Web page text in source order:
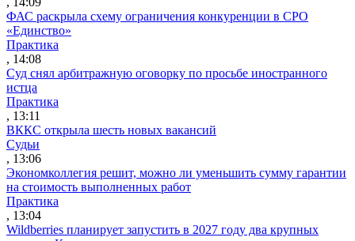
ФАС раскрыла схему ограничения конкуренции в СРО
«Единство»
Практика
, 14:08
Суд снял арбитражную оговорку по просьбе иностранного
истца
Практика
, 13:11
ВККС открыла шесть новых вакансий
Судьи
, 13:06
Экономколлегия решит, можно ли уменьшить сумму гарантии
на стоимость выполненных работ
Практика
, 13:04
Wildberries планирует запустить в 2027 году два крупных